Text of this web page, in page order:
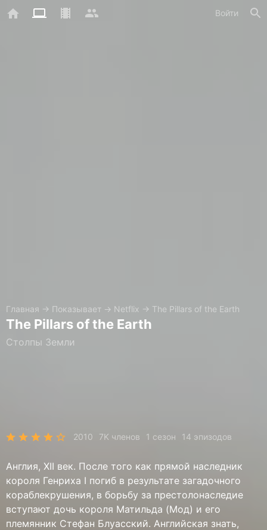
Войти
Главная → Показывает → Netflix → The Pillars of the Earth
The Pillars of the Earth
Столпы Земли
2010 7K членов 1 сезон 14 эпизодов
Англия, XII век. После того как прямой наследник
короля Генриха I погиб в результате загадочного
кораблекрушения, в борьбу за престолонаследие
вступают дочь короля Матильда (Мод) и его
племянник Стефан Блуасский. Английская знать,